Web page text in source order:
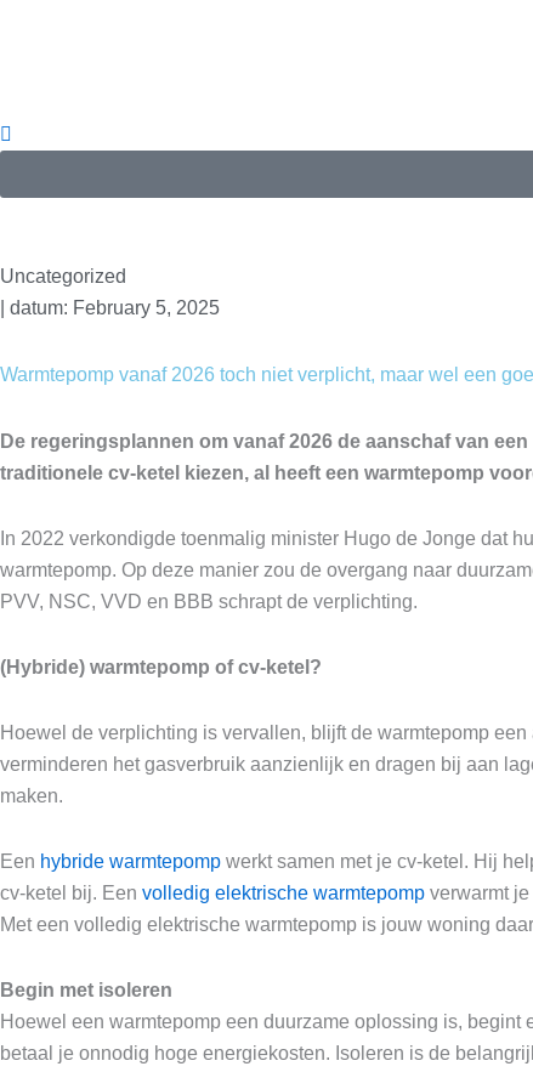
Uncategorized
| datum: February 5, 2025
Warmtepomp vanaf 2026 toch niet verplicht, maar wel een
De regeringsplannen om vanaf 2026 de aanschaf van
traditionele cv-ketel kiezen, al heeft een warmtepomp
In 2022 verkondigde toenmalig minister Hugo de Jonge dat
warmtepomp. Op deze manier zou de overgang naar
PVV, NSC, VVD en BBB schrapt de verplichting.
(Hybride) warmtepomp of cv-ketel?
Hoewel de verplichting is vervallen, blijft de warmtepomp
verminderen het gasverbruik aanzienlijk en dragen bij aan
maken.
Een hybride warmtepomp werkt samen met je cv-ketel. Hij
cv-ketel bij. Een volledig elektrische warmtepomp verwarmt
Met een volledig elektrische warmtepomp is jouw woning
Begin met isoleren
Hoewel een warmtepomp een duurzame oplossing is,
betaal je onnodig hoge energiekosten. Isoleren is de